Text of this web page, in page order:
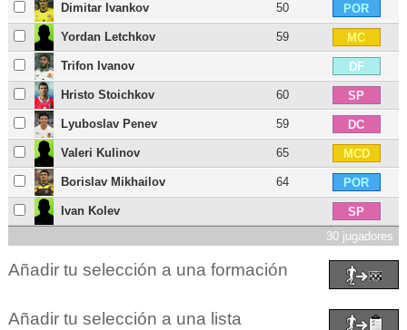
Dimitar Ivankov 50 POR
Yordan Letchkov 59 MC
Trifon Ivanov DF
Hristo Stoichkov 60 SP
Lyuboslav Penev 59 DC
Valeri Kulinov 65 MCD
Borislav Mikhailov 64 POR
Ivan Kolev
SP
30 jugadores
Añadir tu selección a una formación
Añadir tu selección a una lista